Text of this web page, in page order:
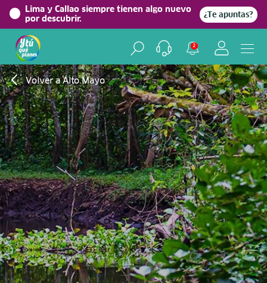
Lima y Callao siempre tienen algo nuevo
por descubrir.
¿Te apuntas?
2
Volver a Alto Mayo